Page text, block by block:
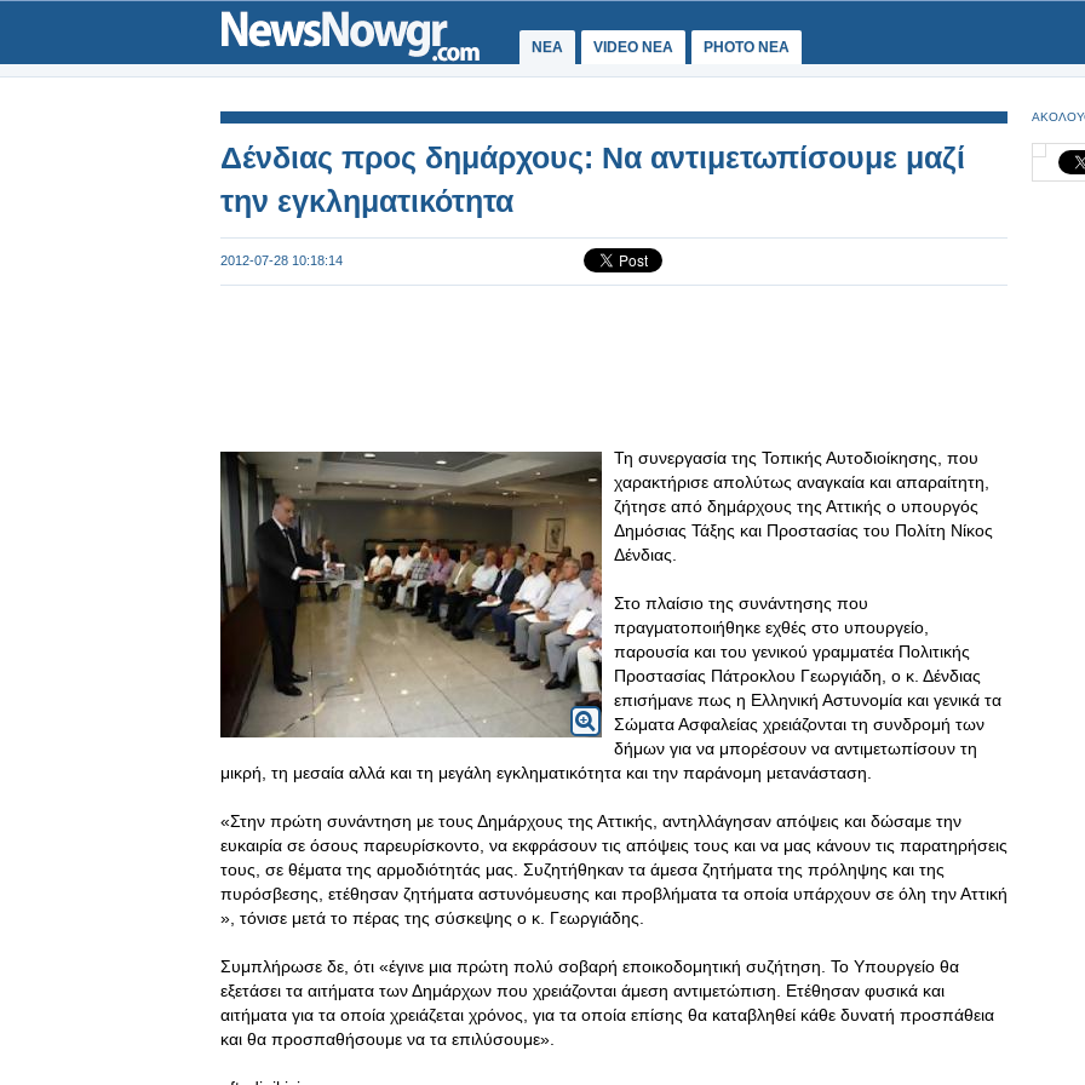
ΝΕΑ VIDEO NEA PHOTO NEA
Δένδιας προς δημάρχους: Να αντιμετωπίσουμε μαζί
την εγκληματικότητα
2012-07-28 10:18:14
Τη συνεργασία της Τοπικής Αυτοδιοίκησης, που
χαρακτήρισε απολύτως αναγκαία και απαραίτητη,
ζήτησε από δημάρχους της Αττικής ο υπουργός
Δημόσιας Τάξης και Προστασίας του Πολίτη Νίκος
Δένδιας.
Στο πλαίσιο της συνάντησης που
πραγματοποιήθηκε εχθές στο υπουργείο,
παρουσία και του γενικού γραμματέα Πολιτικής
Προστασίας Πάτροκλου Γεωργιάδη, ο κ. Δένδιας
επισήμανε πως η Ελληνική Αστυνομία και γενικά τα
Σώματα Ασφαλείας χρειάζονται τη συνδρομή των
δήμων για να μπορέσουν να αντιμετωπίσουν τη
μικρή, τη μεσαία αλλά και τη μεγάλη εγκληματικότητα και την παράνομη μετανάσταση.
«Στην πρώτη συνάντηση με τους Δημάρχους της Αττικής, αντηλλάγησαν απόψεις και δώσαμε την
ευκαιρία σε όσους παρευρίσκοντο, να εκφράσουν τις απόψεις τους και να μας κάνουν τις παρατηρήσεις
τους, σε θέματα της αρμοδιότητάς μας. Συζητήθηκαν τα άμεσα ζητήματα της πρόληψης και της
πυρόσβεσης, ετέθησαν ζητήματα αστυνόμευσης και προβλήματα τα οποία υπάρχουν σε όλη την Αττική
», τόνισε μετά το πέρας της σύσκεψης ο κ. Γεωργιάδης.
Συμπλήρωσε δε, ότι «έγινε μια πρώτη πολύ σοβαρή εποικοδομητική συζήτηση. Το Υπουργείο θα
εξετάσει τα αιτήματα των Δημάρχων που χρειάζονται άμεση αντιμετώπιση. Ετέθησαν φυσικά και
αιτήματα για τα οποία χρειάζεται χρόνος, για τα οποία επίσης θα καταβληθεί κάθε δυνατή προσπάθεια
και θα προσπαθήσουμε να τα επιλύσουμε».